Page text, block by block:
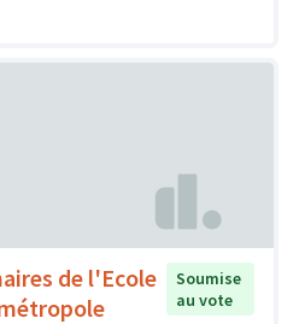
de l'Ecole
Soumise
au vote